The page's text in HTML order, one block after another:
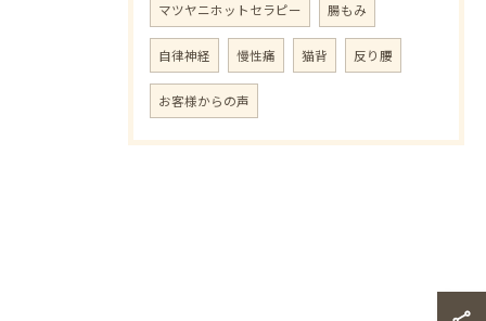
マツヤニホットセラピー 腸もみ
自律神経 慢性痛 猫背 反り腰
お客様からの声